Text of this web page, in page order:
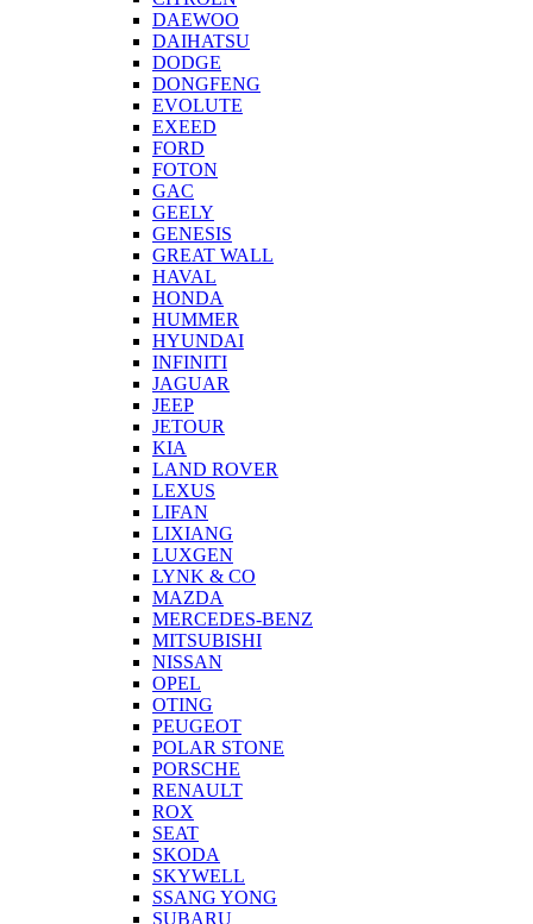
DAEWOO
DAIHATSU
DODGE
DONGFENG
EVOLUTE
EXEED
FORD
FOTON
GAC
GEELY
GENESIS
GREAT WALL
HAVAL
HONDA
HUMMER
HYUNDAI
INFINITI
JAGUAR
JEEP
JETOUR
KIA
LAND ROVER
LEXUS
LIFAN
LIXIANG
LUXGEN
LYNK & CO
MAZDA
MERCEDES-BENZ
MITSUBISHI
NISSAN
OPEL
OTING
PEUGEOT
POLAR STONE
PORSCHE
RENAULT
ROX
SEAT
SKODA
SKYWELL
SSANG YONG
SUBARU